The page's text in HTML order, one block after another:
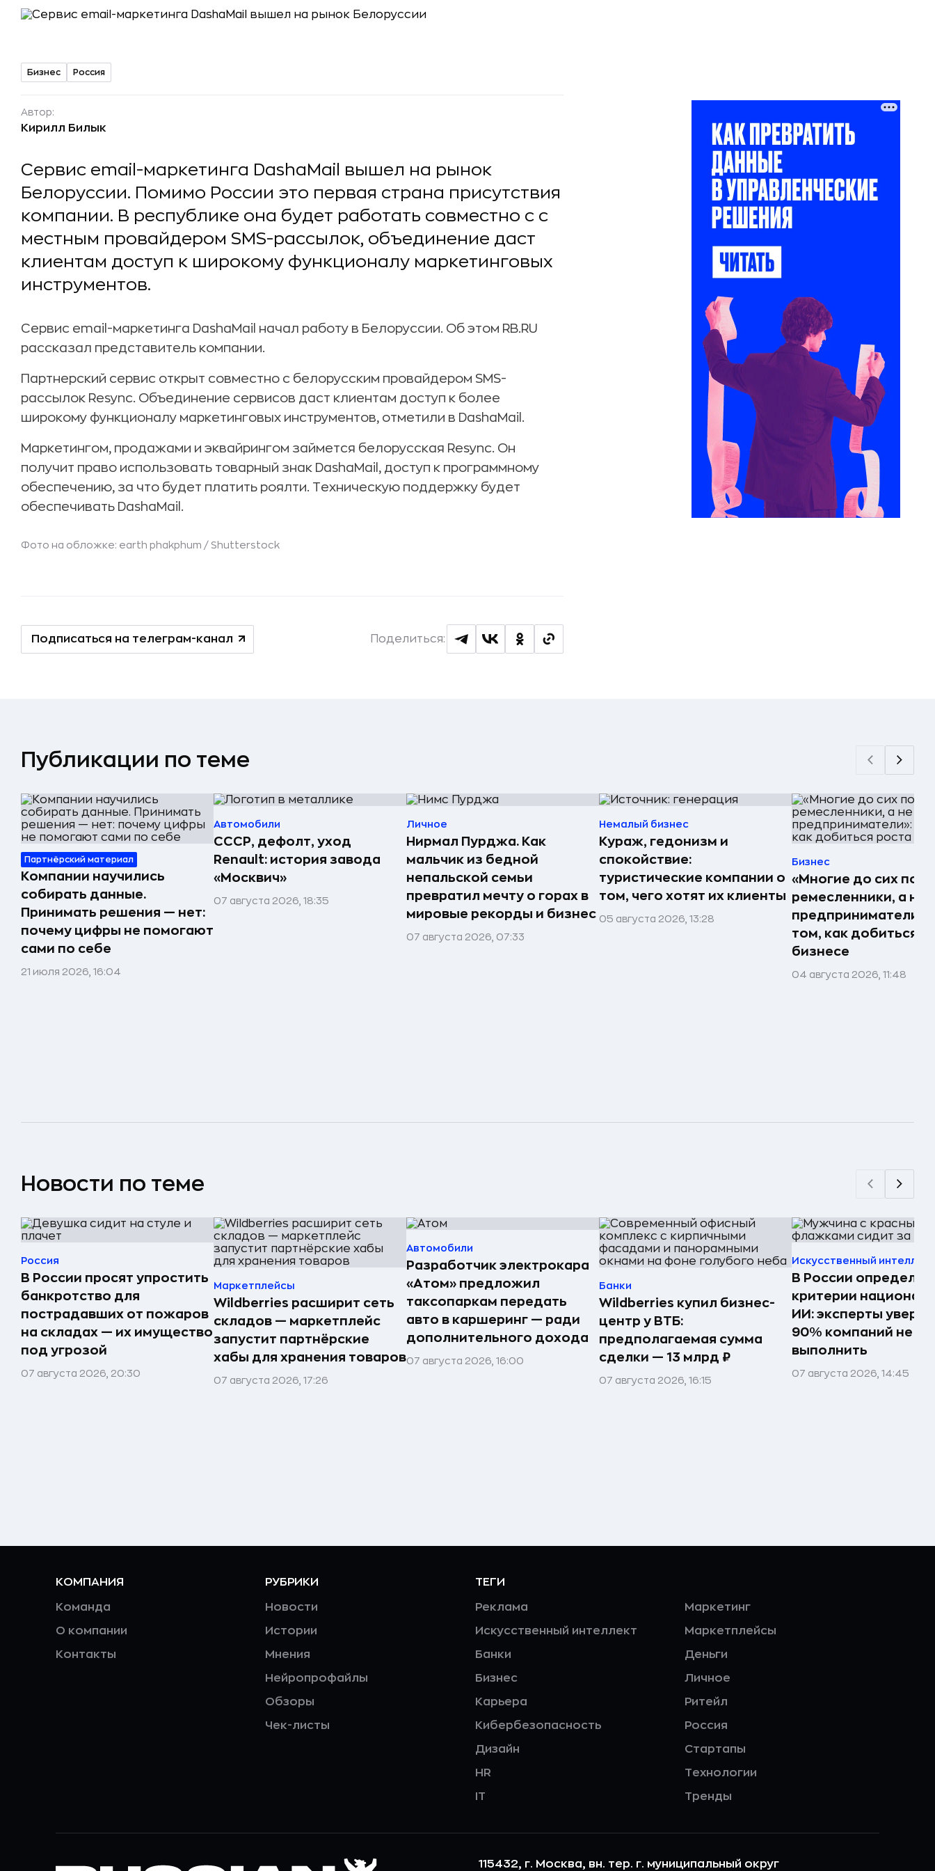
Бизнес Россия
Автор:
Кирилл Билык
Сервис email-маркетинга DashaMail вышел на рынок
Белоруссии. Помимо России это первая страна присутствия
компании. В республике она будет работать совместно с с
местным провайдером SMS-рассылок, объединение даст
клиентам доступ к широкому функционалу маркетинговых
инструментов.
Сервис email-маркетинга DashaMail начал работу в Белоруссии. Об этом RB.RU
рассказал представитель компании.
Партнерский сервис открыт совместно с белорусским провайдером SMS-
рассылок Resync. Объединение сервисов даст клиентам доступ к более
широкому функционалу маркетинговых инструментов, отметили в DashaMail.
Маркетингом, продажами и эквайрингом займется белорусская Resync. Он
получит право использовать товарный знак DashaMail, доступ к программному
обеспечению, за что будет платить роялти. Техническую поддержку будет
обеспечивать DashaMail.
Фото на обложке: earth phakphum / Shutterstock
Подписаться на телеграм-канал Поделиться:
Публикации по теме
Партнёрский материал
Компании научились
собирать данные.
Принимать решения — нет:
почему цифры не помогают
сами по себе
21 июля 2026, 16:04
Автомобили
СССР, дефолт, уход
Renault: история завода
«Москвич»
07 августа 2026, 18:35
Личное
Нирмал Пурджа. Как
мальчик из бедной
непальской семьи
превратил мечту о горах в
мировые рекорды и бизнес
07 августа 2026, 07:33
Немалый бизнес
Кураж, гедонизм и
спокойствие:
туристические компании о
том, чего хотят их клиенты
05 августа 2026, 13:28
Бизнес
«Многие до сих пор
ремесленники, а не
предприниматели»:
том, как добиться
бизнесе
04 августа 2026, 11:48
Новости по теме
Россия
В России просят упростить
банкротство для
пострадавших от пожаров
на складах — их имущество
под угрозой
07 августа 2026, 20:30
Маркетплейсы
Wildberries расширит сеть
складов — маркетплейс
запустит партнёрские
хабы для хранения товаров
07 августа 2026, 17:26
Автомобили
Разработчик электрокара
«Атом» предложил
таксопаркам передать
авто в каршеринг — ради
дополнительного дохода
07 августа 2026, 16:00
Банки
Wildberries купил бизнес-
центр у ВТБ:
предполагаемая сумма
сделки — 13 млрд ₽
07 августа 2026, 16:15
Искусственный
В России
критерии
ИИ: эксперты
90% компаний не
выполнить
07 августа 2026, 14:45
КОМПАНИЯ
Команда
О компании
Контакты
РУБРИКИ
Новости
Истории
Мнения
Нейропрофайлы
Обзоры
Чек-листы
ТЕГИ
Реклама
Искусственный интеллект
Банки
Бизнес
Карьера
Кибербезопасность
Дизайн
HR
IT
Маркетинг
Маркетплейсы
Деньги
Личное
Ритейл
Россия
Стартапы
Технологии
Тренды
115432, г. Москва, вн. тер. г. муниципальный округ